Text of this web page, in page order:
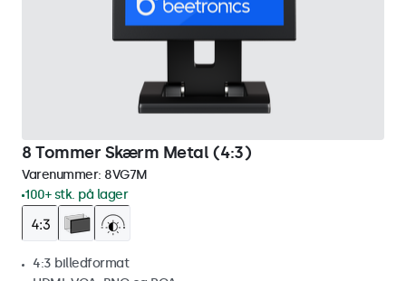
8 Tommer Skærm Metal (4:3)
Varenummer: 8VG7M
100+ stk. på lager
4:3 billedformat